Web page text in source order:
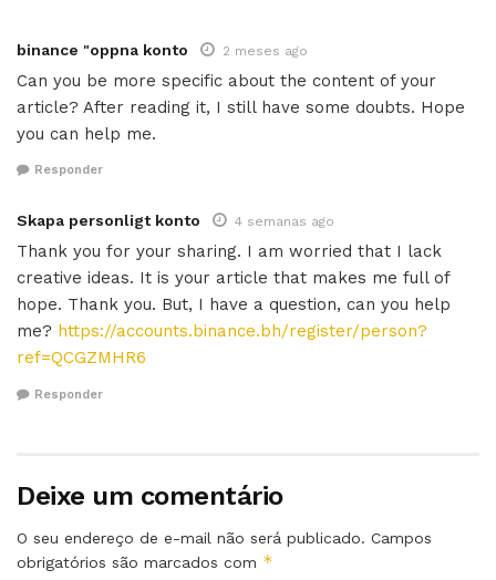
binance "oppna konto 2 meses ago
Can you be more specific about the content of your
article? After reading it, I still have some doubts. Hope
you can help me.
Responder
Skapa personligt konto 4 semanas ago
Thank you for your sharing. I am worried that I lack
creative ideas. It is your article that makes me full of
hope. Thank you. But, I have a question, can you help
me? https://accounts.binance.bh/register/person?
ref=QCGZMHR6
Responder
Deixe um comentário
O seu endereço de e-mail não será publicado. Campos
obrigatórios são marcados com *